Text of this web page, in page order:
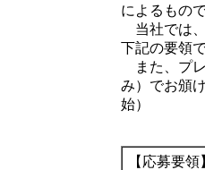
によるもの
当社では、
下記の要領
また、プレ
み）でお頒
始）
【応募要領】